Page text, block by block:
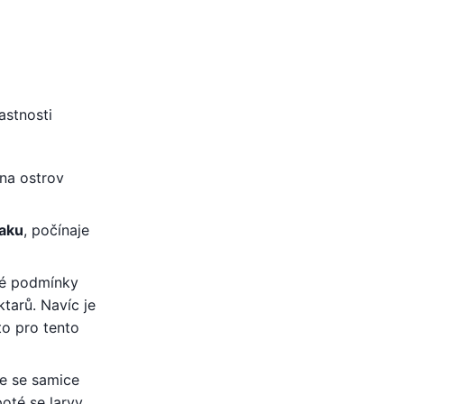
ostrov
, počínaje
podmínky
Navíc je
pro tento
se samice